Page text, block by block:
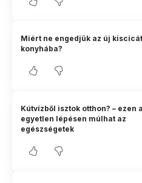
Miért ne engedjük az új
konyhába?
Kútvízből isztok otthon? – ezen
egyetlen lépésen múlhat az
egészségetek